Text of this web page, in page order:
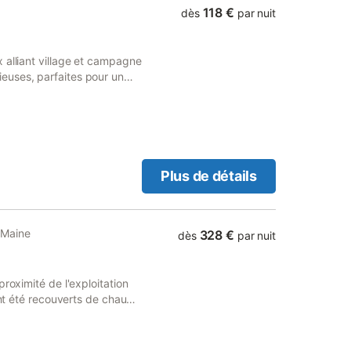
à 11h pour le
alliant village et campagne
parfaites pour un
à proximité de la
dès 118 € par nuit
Plus de détails
de l'exploitation
été recouverts de chaux
la décoration. Un
dès 328 € par nuit